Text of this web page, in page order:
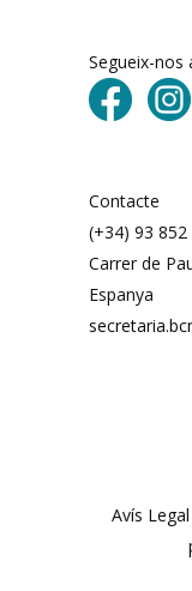
Segueix-nos
Contacte
(+34) 93 852
Carrer de
Espanya
Avís Legal